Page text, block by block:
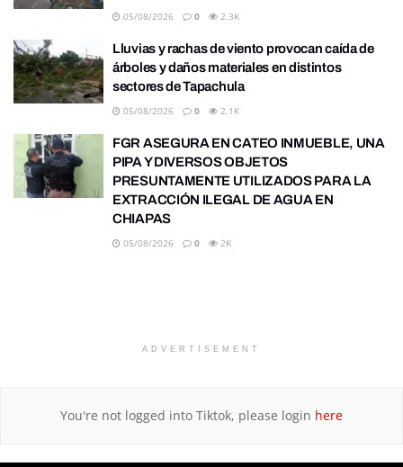
05/08/2026 0 2.3K
Lluvias y rachas de viento provocan caída de
árboles y daños materiales en distintos
sectores de Tapachula
05/08/2026 0 2.1K
FGR ASEGURA EN CATEO INMUEBLE, UNA
PIPA Y DIVERSOS OBJETOS
PRESUNTAMENTE UTILIZADOS PARA LA
EXTRACCIÓN ILEGAL DE AGUA EN
CHIAPAS
05/08/2026 0 2K
ADVERTISEMENT
You're not logged into Tiktok, please login here